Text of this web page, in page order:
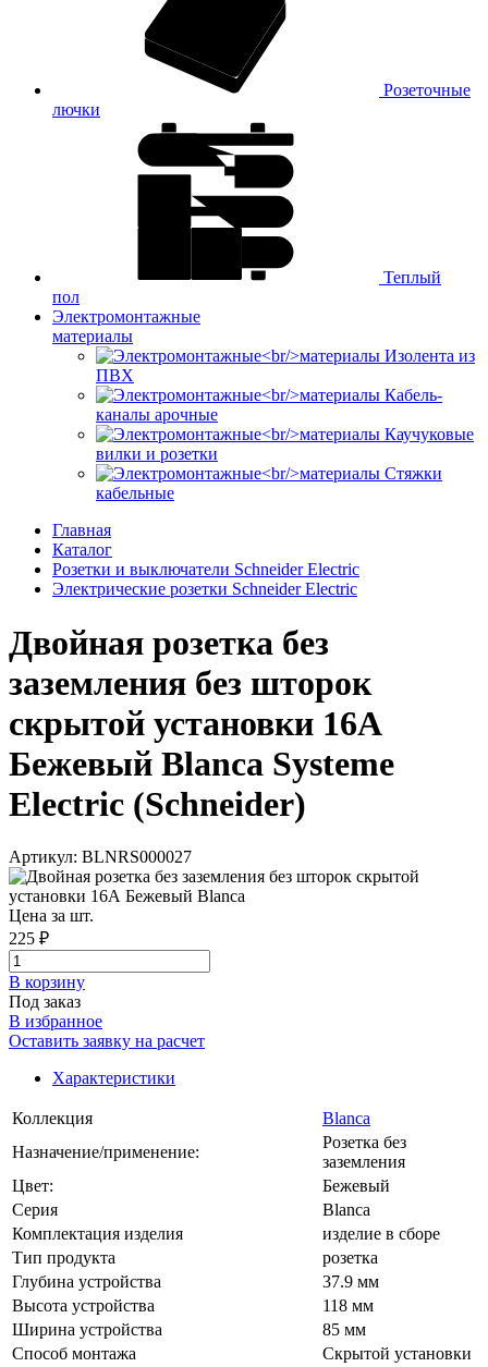
Розеточные
лючки
Теплый
пол
Электромонтажные
материалы
Изолента из
ПВХ
Кабель-
каналы арочные
Каучуковые
вилки и розетки
Стяжки
кабельные
Главная
Каталог
Розетки и выключатели Schneider Electric
Электрические розетки Schneider Electric
Двойная розетка без
заземления без шторок
скрытой установки 16А
Бежевый Blanca Systeme
Electric (Schneider)
Артикул: BLNRS000027
Цена за шт.
225 ₽
В корзинy
Под заказ
В избранное
Оставить заявку на расчет
Характеристики
Коллекция
Blanca
Назначение/применение:
Розетка без
заземления
Цвет:
Бежевый
Серия
Blanca
Комплектация изделия
изделие в сборе
Тип продукта
розетка
Глубина устройства
37.9 мм
Высота устройства
118 мм
Ширина устройства
85 мм
Способ монтажа
Скрытой установки